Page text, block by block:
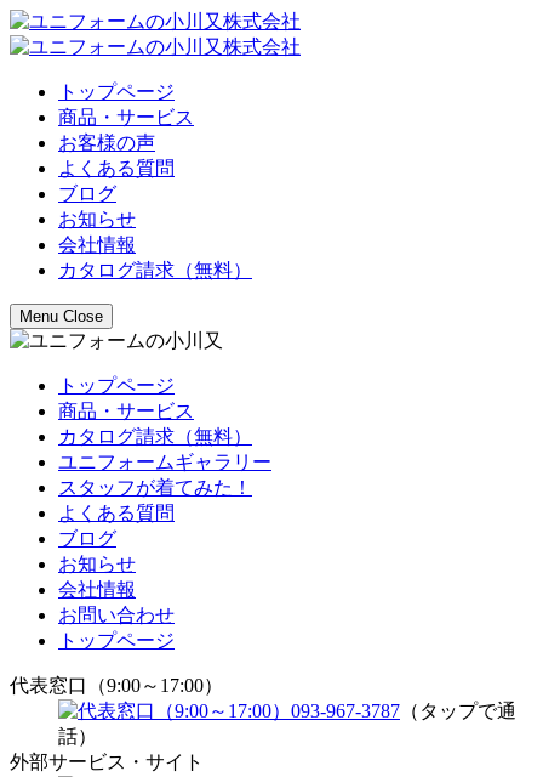
トップページ
商品・サービス
お客様の声
よくある質問
ブログ
お知らせ
会社情報
カタログ請求（無料）
Menu Close
トップページ
商品・サービス
カタログ請求（無料）
ユニフォームギャラリー
スタッフが着てみた！
よくある質問
ブログ
お知らせ
会社情報
お問い合わせ
トップページ
代表窓口（9:00～17:00）
093-967-3787 （タップで通
話）
外部サービス・サイト